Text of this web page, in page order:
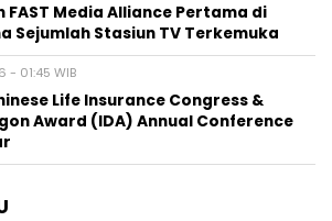
Media Alliance Pertama di
Sejumlah Stasiun TV Terkemuka
- 01:45 WIB
Life Insurance Congress &
Award (IDA) Annual Conference